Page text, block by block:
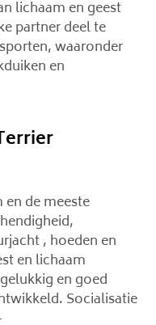
lichaam en geest
partner deel te
waaronder
en
en de meeste
, hoeden en
en lichaam
en goed
Socialisatie